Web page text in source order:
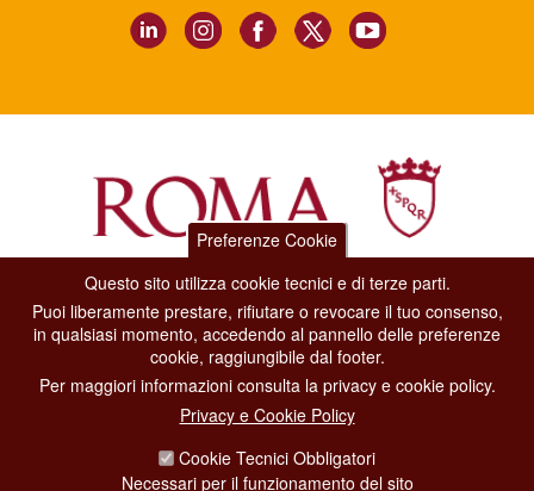
Dipartimento Grandi Eventi, Sport, Turismo e Moda.
Via di San Basilio, 51
00187 Roma
CONTACT CENTER TEL. 06 06 08
CONTATTA LA REDAZIONE
Preferenze Cookie
Questo sito utilizza cookie tecnici e di terze parti.
Puoi liberamente prestare, rifiutare o revocare il tuo consenso,
in qualsiasi momento, accedendo al pannello delle preferenze
cookie, raggiungibile dal footer.
Per maggiori informazioni consulta la privacy e cookie policy.
Privacy e Cookie Policy
Cookie Tecnici Obbligatori
Necessari per il funzionamento del sito